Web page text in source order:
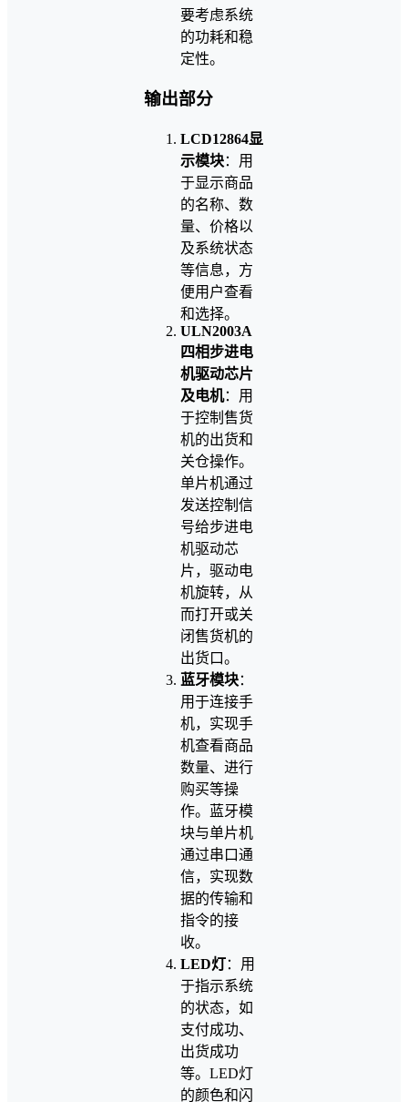
要考虑系统
的功耗和稳
定性。
输出部分
LCD12864显
示模块：用
于显示商品
的名称、数
量、价格以
及系统状态
等信息，方
便用户查看
和选择。
ULN2003A
四相步进电
机驱动芯片
及电机：用
于控制售货
机的出货和
关仓操作。
单片机通过
发送控制信
号给步进电
机驱动芯
片，驱动电
机旋转，从
而打开或关
闭售货机的
出货口。
蓝牙模块：
用于连接手
机，实现手
机查看商品
数量、进行
购买等操
作。蓝牙模
块与单片机
通过串口通
信，实现数
据的传输和
指令的接
收。
LED灯：用
于指示系统
的状态，如
支付成功、
出货成功
等。LED灯
的颜色和闪